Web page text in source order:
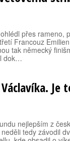
přes rameno,
Francouz
tak německý
dok…
Je
nejlepším z
tedy závodil